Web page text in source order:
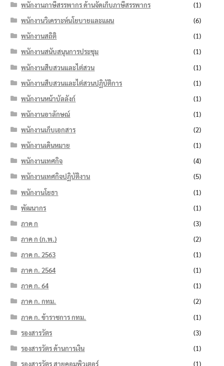
พนักงานภาษีสรรพากร ด้านจัดเก็บภาษีสรรพากร
(1)
พนักงานวิเคราะห์นโยบายและแผน
(6)
พนักงานสถิติ
(1)
พนักงานสนับสนุนการประชุม
(1)
พนักงานสืบสวนและไต่สวน
(1)
พนักงานสืบสวนและไต่สวนปฏิบัติการ
(1)
พนักงานหน้าบัลลังก์
(1)
พนักงานอาลักษณ์
(1)
พนักงานเก็บเอกสาร
(2)
พนักงานเดินหมาย
(1)
พนักงานเทศกิจ
(4)
พนักงานเทศกิจปฏิบัติงาน
(5)
พนักงานโยธา
(1)
พัฒนากร
(1)
ภาค ก
(3)
ภาค ก (ก.พ.)
(2)
ภาค ก. 2563
(1)
ภาค ก. 2564
(1)
ภาค ก. 64
(1)
ภาค ก. กทม.
(2)
ภาค ก. ข้าราชการ กทม.
(1)
รองสารวัตร
(3)
รองสารวัตร ด้านการเงิน
(1)
รองสารวัตร สายคอมพิวเตอร์
(1)